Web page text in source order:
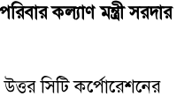
কল্যাণ মন্ত্রী সরদার
সিটি কর্পোরেশনের